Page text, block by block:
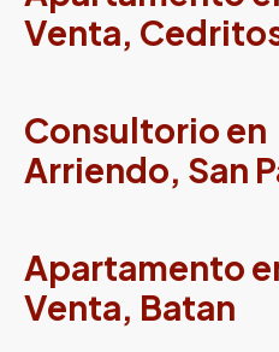
Venta,
Consultorio en
Arriendo, San
Apartamento
Venta, Batan